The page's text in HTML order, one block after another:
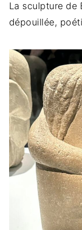
La sculpture de
dépouillée,